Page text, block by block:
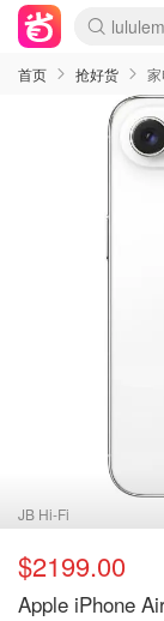
Sasa
Cettire
WWS
Myer
The
David
eToro
Moose
丝芙
EUFY
Trip机
YSL送
雅漾
过敏原
伊索独
科颜氏
丝塔芙
订阅
Cult
LN-CC
d'Alba
EVE
Adore
CT圣
Luxury
Tingo
CR洗
修丽可
Myer
OGX
卡诗
Philips
首页 抢好货
JB Hi-Fi
$2199.00
Apple